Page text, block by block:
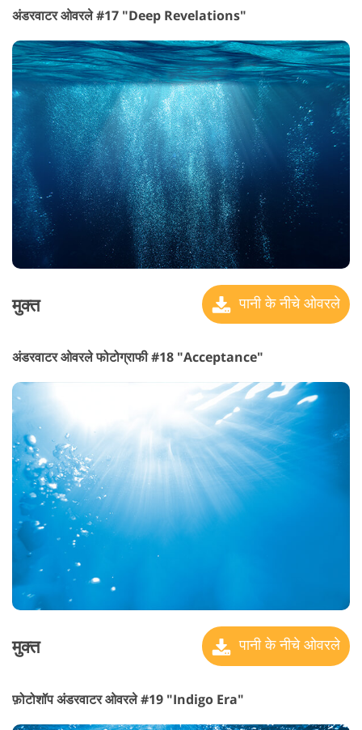
अंडरवाटर ओवरले #17 "Deep Revelations"
मुक्त पानी के नीचे ओवरले
अंडरवाटर ओवरले फोटोग्राफी #18 "Acceptance"
मुक्त पानी के नीचे ओवरले
फ़ोटोशॉप अंडरवाटर ओवरले #19 "Indigo Era"